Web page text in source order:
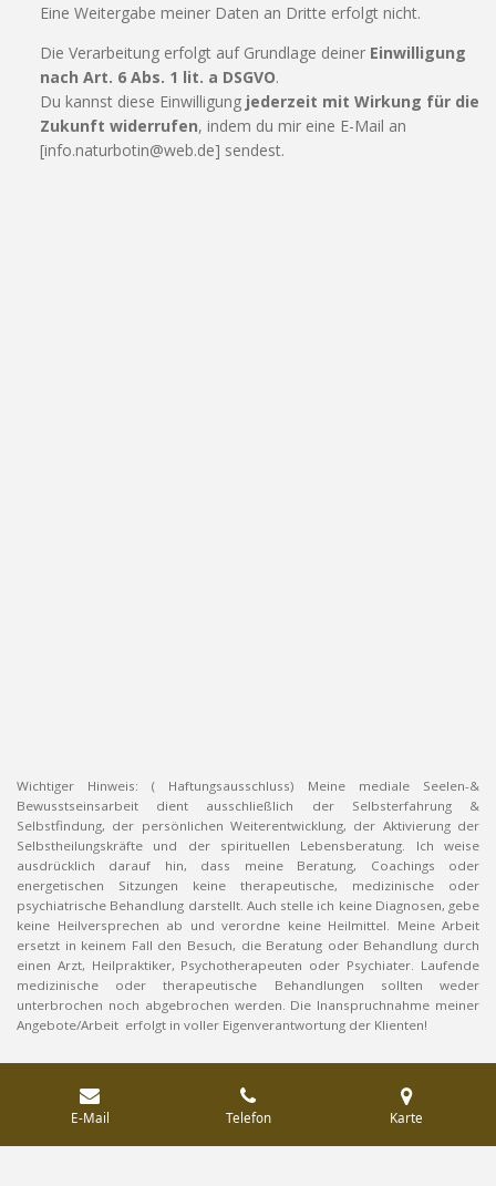
Eine Weitergabe meiner Daten an Dritte erfolgt nicht.
Die Verarbeitung erfolgt auf Grundlage deiner Einwilligung
nach Art. 6 Abs. 1 lit. a DSGVO.
Du kannst diese Einwilligung jederzeit mit Wirkung für die
Zukunft widerrufen, indem du mir eine E-Mail an
[info.naturbotin@web.de] sendest.
Wichtiger Hinweis: ( Haftungsausschluss) Meine mediale Seelen-&
Bewusstseinsarbeit dient ausschließlich der Selbsterfahrung &
Selbstfindung, der persönlichen Weiterentwicklung, der Aktivierung der
Selbstheilungskräfte und der spirituellen Lebensberatung. Ich weise
ausdrücklich darauf hin, dass meine Beratung, Coachings oder
energetischen Sitzungen keine therapeutische, medizinische oder
psychiatrische Behandlung darstellt. Auch stelle ich keine Diagnosen, gebe
keine Heilversprechen ab und verordne keine Heilmittel. Meine Arbeit
ersetzt in keinem Fall den Besuch, die Beratung oder Behandlung durch
einen Arzt, Heilpraktiker, Psychotherapeuten oder Psychiater. Laufende
medizinische oder therapeutische Behandlungen sollten weder
unterbrochen noch abgebrochen werden. Die Inanspruchnahme meiner
Angebote/Arbeit erfolgt in voller Eigenverantwortung der Klienten!
E-Mail Telefon Karte